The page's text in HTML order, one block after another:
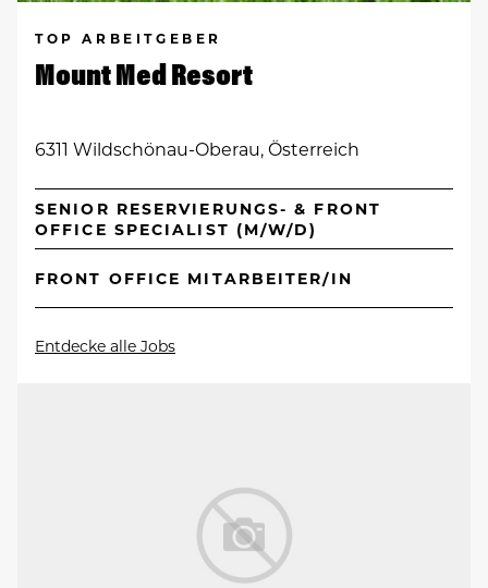
TOP ARBEITGEBER
Mount Med Resort
6311 Wildschönau-Oberau, Österreich
SENIOR RESERVIERUNGS- & FRONT
OFFICE SPECIALIST (M/W/D)
FRONT OFFICE MITARBEITER/IN
Entdecke alle Jobs